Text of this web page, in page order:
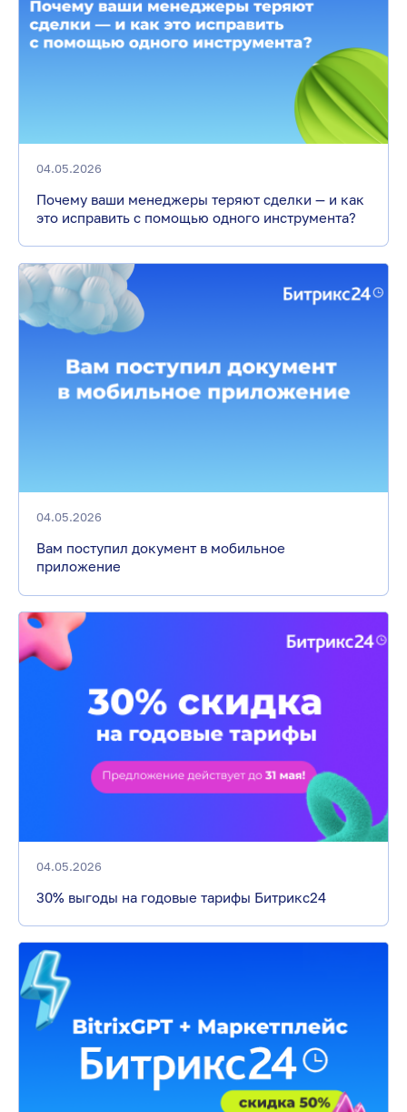
04.05.2026
Почему ваши менеджеры теряют сделки — и как
это исправить с помощью одного инструмента?
04.05.2026
Вам поступил документ в мобильное
приложение
04.05.2026
30% выгоды на годовые тарифы Битрикс24